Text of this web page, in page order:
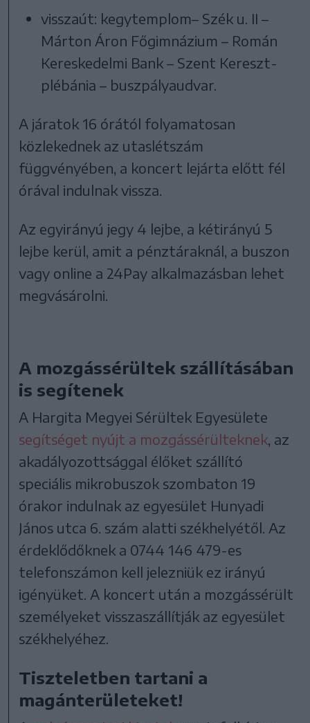
visszaút: kegytemplom– Szék u. II –
Márton Áron Főgimnázium – Román
Kereskedelmi Bank – Szent Kereszt-
plébánia – buszpályaudvar.
A járatok 16 órától folyamatosan
közlekednek az utaslétszám
függvényében, a koncert lejárta előtt fél
órával indulnak vissza.
Az egyirányú jegy 4 lejbe, a kétirányú 5
lejbe kerül, amit a pénztáraknál, a buszon
vagy online a 24Pay alkalmazásban lehet
megvásárolni.
A mozgássérültek szállításában
is segítenek
A Hargita Megyei Sérültek Egyesülete
segítséget nyújt a mozgássérülteknek , az
akadályozottsággal élőket szállító
speciális mikrobuszok szombaton 19
órakor indulnak az egyesület Hunyadi
János utca 6. szám alatti székhelyétől. Az
érdeklődőknek a 0744 146 479-es
telefonszámon kell jelezniük ez irányú
igényüket. A koncert után a mozgássérült
személyeket visszaszállítják az egyesület
székhelyéhez.
Tiszteletben tartani a
magánterületeket!